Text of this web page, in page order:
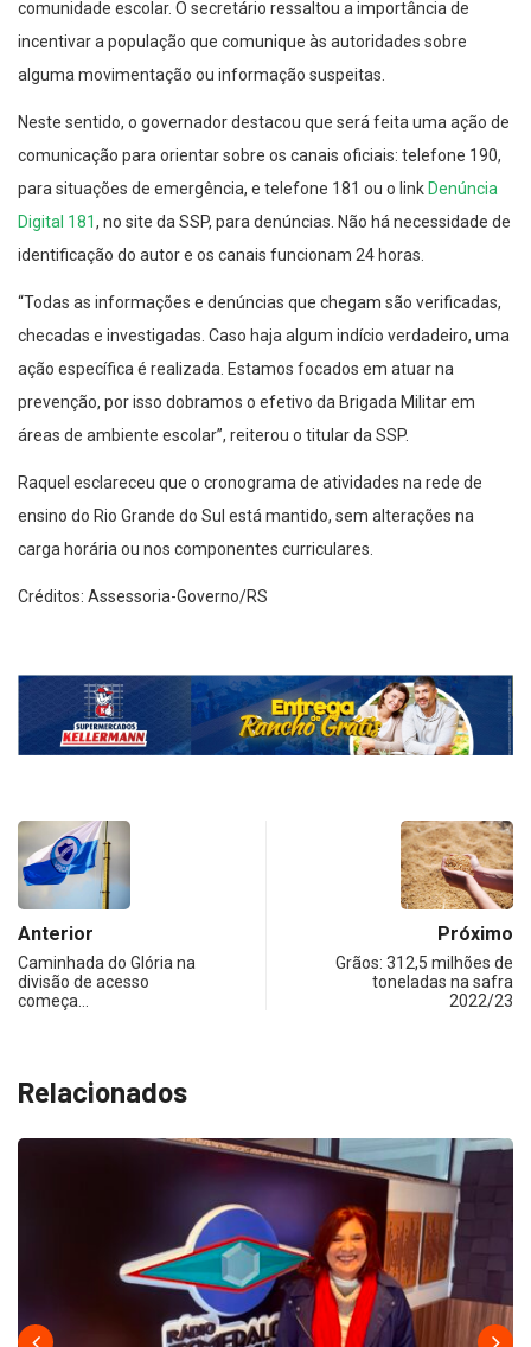
comunidade escolar. O secretário ressaltou a importância de
incentivar a população que comunique às autoridades sobre
alguma movimentação ou informação suspeitas.
Neste sentido, o governador destacou que será feita uma ação de
comunicação para orientar sobre os canais oficiais: telefone 190,
para situações de emergência, e telefone 181 ou o linkDenúncia
Digital 181, no site da SSP, para denúncias. Não há necessidade de
identificação do autor e os canais funcionam 24 horas.
“Todas as informações e denúncias que chegam são verificadas,
checadas e investigadas. Caso haja algum indício verdadeiro, uma
ação específica é realizada. Estamos focados em atuar na
prevenção, por isso dobramos o efetivo da Brigada Militar em
áreas de ambiente escolar”, reiterou o titular da SSP.
Raquel esclareceu que o cronograma de atividades na rede de
ensino do Rio Grande do Sul está mantido, sem alterações na
carga horária ou nos componentes curriculares.
Créditos: Assessoria-Governo/RS
Anterior
Caminhada do Glória na
divisão de acesso
começa…
Próximo
Grãos: 312,5 milhões de
toneladas na safra
2022/23
Relacionados